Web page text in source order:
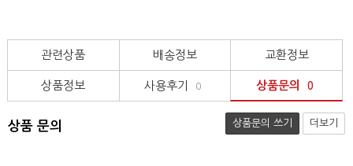
관련상품 배송정보 교환정보
상품정보 사용후기 0 상품문의 0
상품 문의 상품문의 쓰기 더보기